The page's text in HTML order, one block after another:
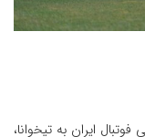
ایران به تیخوانا،